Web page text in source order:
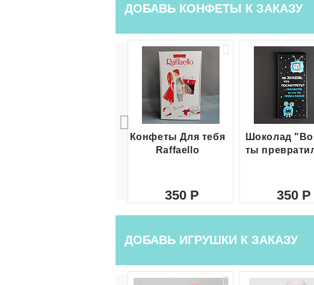
ДОБАВЬ КОНФЕТЫ К ЗАКАЗУ
Конфеты Для тебя
Raffaello
350
Шоколад "Во
ты
350
ДОБАВЬ ИГРУШКИ К ЗАКАЗУ